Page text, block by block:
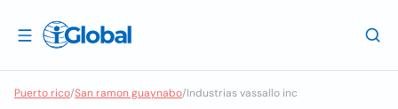
Puerto rico/San ramon guaynabo/Industrias vassallo inc